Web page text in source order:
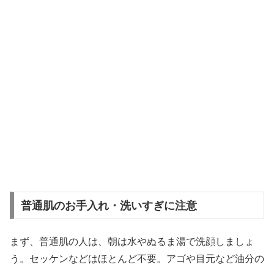
普通肌のお手入れ・洗いすぎに注意
まず、普通肌の人は、朝は水やぬるま湯で洗顔しましょ
う。セッケンなどはほとんど不要。アゴや目元など油分の